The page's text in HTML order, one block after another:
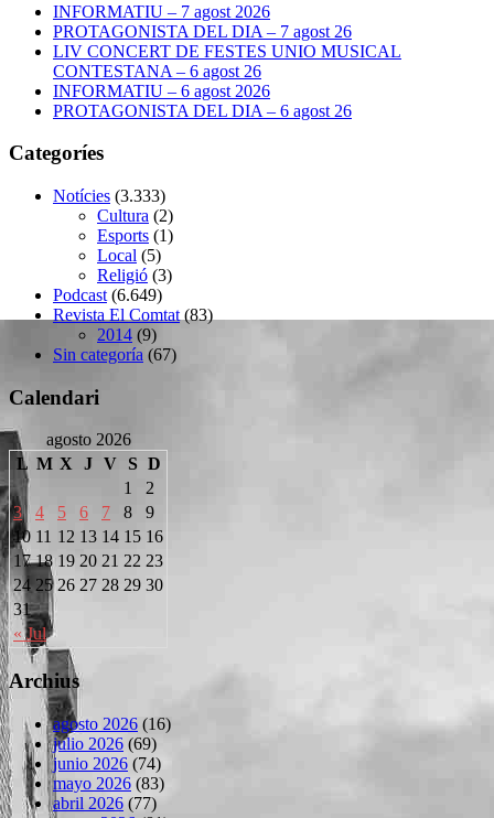
INFORMATIU – 7 agost 2026
PROTAGONISTA DEL DIA – 7 agost 26
LIV CONCERT DE FESTES UNIO MUSICAL
CONTESTANA – 6 agost 26
INFORMATIU – 6 agost 2026
PROTAGONISTA DEL DIA – 6 agost 26
Categoríes
Notícies (3.333)
Cultura (2)
Esports (1)
Local (5)
Religió (3)
Podcast (6.649)
Revista El Comtat (83)
2014 (9)
Sin categoría (67)
Calendari
agosto 2026
L M X J V S D
« Jul
1
2
3
4 5 6 7 8
9
10 11 12 13 14 15 16
17 18 19 20 21 22 23
24 25 26 27 28 29 30
31
Archius
agosto 2026 (16)
julio 2026 (69)
junio 2026 (74)
mayo 2026 (83)
abril 2026 (77)